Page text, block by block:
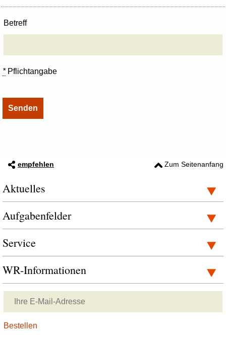
Betreff
*Pflichtangabe
empfehlen Zum Seitenanfang
Aktuelles
Aufgabenfelder
Service
WR-Informationen